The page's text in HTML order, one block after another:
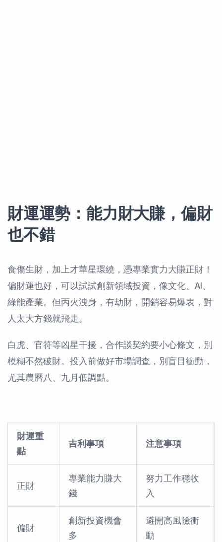
財運運勢：能力財大賺，偏財
也不錯
食傷生財，加上才華星環繞，憑專業實力大賺正財！
偏財運也好，可以試試創新領域投資，像文化、AI、
綠能產業。但丙火洩身，有劫財，開銷容易爆表，對
人太大方錢就飛走。
白虎、官符等凶星干擾，合作談契約要小心條文，別
模糊不然破財。投入前做好市場調查，別盲目衝動，
尤其農曆八、九月低調點。
財運重
點
吉利事項 注意事項
正財
專業能力賺大
錢
努力工作穩收
入
偏財
創新投資機會
多
避開高風險衝
動